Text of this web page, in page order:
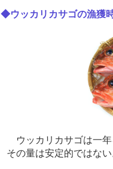
◆ウッカリカサゴの漁獲
ウッカリカサゴは一年
その量は安定的ではない